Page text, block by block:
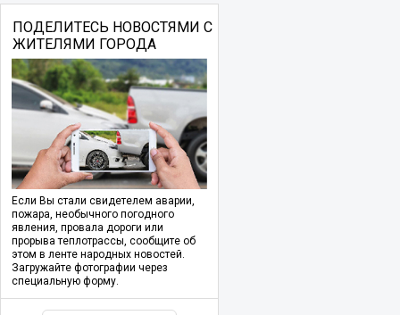
ПОДЕЛИТЕСЬ НОВОСТЯМИ С
ЖИТЕЛЯМИ ГОРОДА
Если Вы стали свидетелем аварии,
пожара, необычного погодного
явления, провала дороги или
прорыва теплотрассы, сообщите об
этом в ленте народных новостей.
Загружайте фотографии через
специальную форму.